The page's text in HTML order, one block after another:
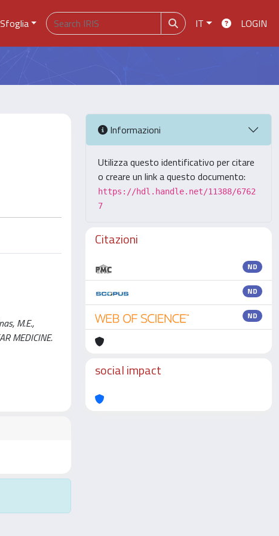
Sfoglia IT LOGIN
M.E.,
MEDICINE.
Informazioni
Utilizza questo identificativo per citare
o creare un link a questo documento:
https://hdl.handle.net/11388/6762
7
Citazioni
ND
ND
ND
social impact